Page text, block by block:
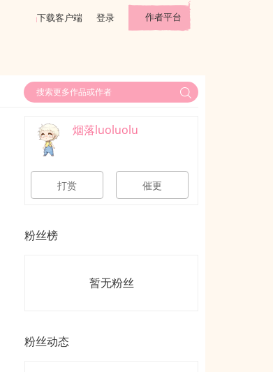
下载客户端 登录 作者平台
烟落luoluolu
打赏 催更
粉丝榜
暂无粉丝
粉丝动态